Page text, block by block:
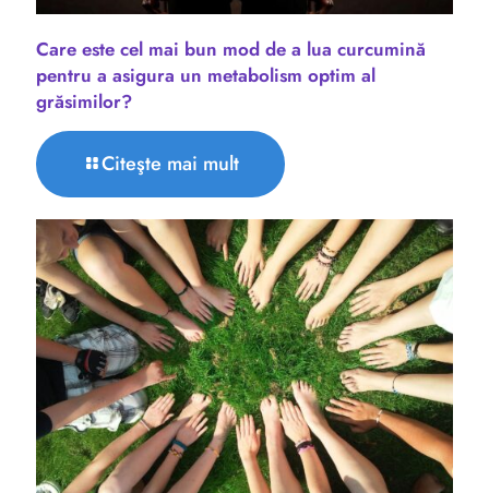
Care este cel mai bun mod de a lua curcumină
pentru a asigura un metabolism optim al
grăsimilor?
Citeşte mai mult